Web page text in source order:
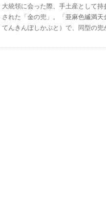
大統領に会った際、手土産として
された「金の兜」。「亜麻色縅満
てんきんぼしかぶと）で、同型の